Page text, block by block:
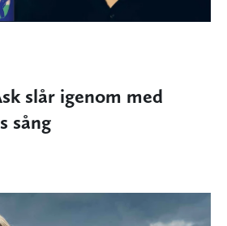
slår igenom med
sång